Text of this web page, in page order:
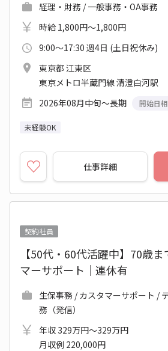
経理・財務 / 一般事務・OA事務
時給 1,800円～1,800円
9:00～17:30 週4日 (土日祝休み)
東京都 江東区
東京メトロ半蔵門線 清澄白河駅
2026年08月中旬～長期
開始日
未経験OK
仕事詳細
契約社員
【50代・60代活躍中】70歳
マーサポート│連休有
生保事務 / カスタマーサポート /
務（発信）
年収 329万円～329万円
月収例 220,000円